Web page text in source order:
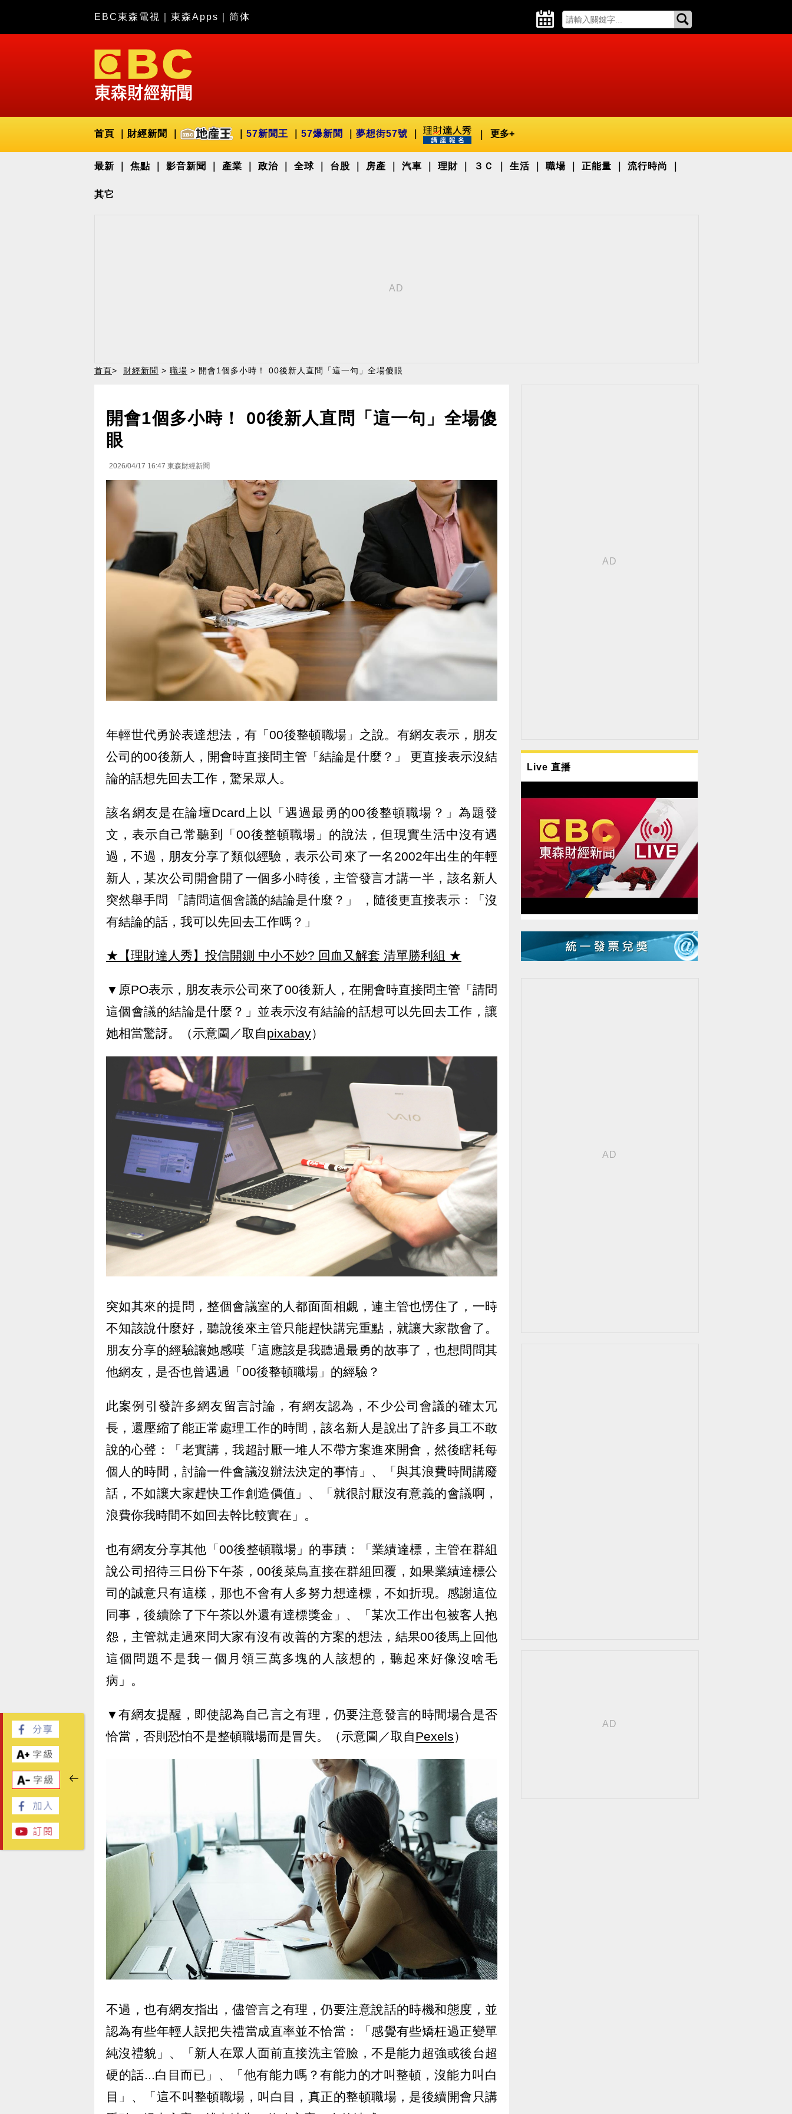
EBC東森電視 東森Apps 简体
首頁 財經新聞 57新聞王 57爆新聞 夢想街57號 更多+
最新 焦點 影音新聞 產業 政治 全球 台股 房產 汽車 理財 ３Ｃ 生活 職場 正能量 流行時尚
其它
首頁> 財經新聞 > 職場 > 開會1個多小時！ 00後新人直問「這一句」全場傻眼
開會1個多小時！ 00後新人直問「這一句」全場傻
眼
2026/04/17 16:47 東森財經新聞
年輕世代勇於表達想法，有「00後整頓職場」之說。有網友表示，朋友
公司的00後新人，開會時直接問主管「結論是什麼？」 更直接表示沒結
論的話想先回去工作，驚呆眾人。
該名網友是在論壇Dcard上以「遇過最勇的00後整頓職場？」為題發
文，表示自己常聽到「00後整頓職場」的說法，但現實生活中沒有遇
過，不過，朋友分享了類似經驗，表示公司來了一名2002年出生的年輕
新人，某次公司開會開了一個多小時後，主管發言才講一半，該名新人
突然舉手問 「請問這個會議的結論是什麼？」 ，隨後更直接表示：「沒
有結論的話，我可以先回去工作嗎？」
★【理財達人秀】投信開鍘 中小不妙? 回血又解套 清單勝利組 ★
▼原PO表示，朋友表示公司來了00後新人，在開會時直接問主管「請問
這個會議的結論是什麼？」並表示沒有結論的話想可以先回去工作，讓
她相當驚訝。（示意圖／取自pixabay）
突如其來的提問，整個會議室的人都面面相覷，連主管也愣住了，一時
不知該說什麼好，聽說後來主管只能趕快講完重點，就讓大家散會了。
朋友分享的經驗讓她感嘆「這應該是我聽過最勇的故事了，也想問問其
他網友，是否也曾遇過「00後整頓職場」的經驗？
此案例引發許多網友留言討論，有網友認為，不少公司會議的確太冗
長，還壓縮了能正常處理工作的時間，該名新人是說出了許多員工不敢
說的心聲：「老實講，我超討厭一堆人不帶方案進來開會，然後瞎耗每
個人的時間，討論一件會議沒辦法決定的事情」、「與其浪費時間講廢
話，不如讓大家趕快工作創造價值」、「就很討厭沒有意義的會議啊，
浪費你我時間不如回去幹比較實在」。
也有網友分享其他「00後整頓職場」的事蹟：「業績達標，主管在群組
說公司招待三日份下午茶，00後菜鳥直接在群組回覆，如果業績達標公
司的誠意只有這樣，那也不會有人多努力想達標，不如折現。感謝這位
同事，後續除了下午茶以外還有達標獎金」、「某次工作出包被客人抱
怨，主管就走過來問大家有沒有改善的方案的想法，結果00後馬上回他
這個問題不是我ㄧ個月領三萬多塊的人該想的，聽起來好像沒啥毛
病」。
▼有網友提醒，即使認為自己言之有理，仍要注意發言的時間場合是否
恰當，否則恐怕不是整頓職場而是冒失。（示意圖／取自Pexels）
不過，也有網友指出，儘管言之有理，仍要注意說話的時機和態度，並
認為有些年輕人誤把失禮當成直率並不恰當：「感覺有些矯枉過正變單
純沒禮貌」、「新人在眾人面前直接洗主管臉，不是能力超強或後台超
硬的話...白目而已」、「他有能力嗎？有能力的才叫整頓，沒能力叫白
目」、「這不叫整頓職場，叫白目，真正的整頓職場，是後續開會只講
Live 直播